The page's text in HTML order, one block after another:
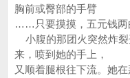
胸前或臀部的手臂
……只要摸摸，五元钱
小腹的那团火突然炸裂
来，喷到她的手上，
又顺着腿根往下流。她